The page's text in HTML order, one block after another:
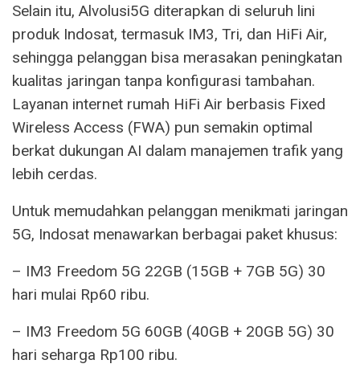
Selain itu, Alvolusi5G diterapkan di seluruh lini
produk Indosat, termasuk IM3, Tri, dan HiFi Air,
sehingga pelanggan bisa merasakan peningkatan
kualitas jaringan tanpa konfigurasi tambahan.
Layanan internet rumah HiFi Air berbasis Fixed
Wireless Access (FWA) pun semakin optimal
berkat dukungan AI dalam manajemen trafik yang
lebih cerdas.
Untuk memudahkan pelanggan menikmati jaringan
5G, Indosat menawarkan berbagai paket khusus:
– IM3 Freedom 5G 22GB (15GB + 7GB 5G) 30
hari mulai Rp60 ribu.
– IM3 Freedom 5G 60GB (40GB + 20GB 5G) 30
hari seharga Rp100 ribu.